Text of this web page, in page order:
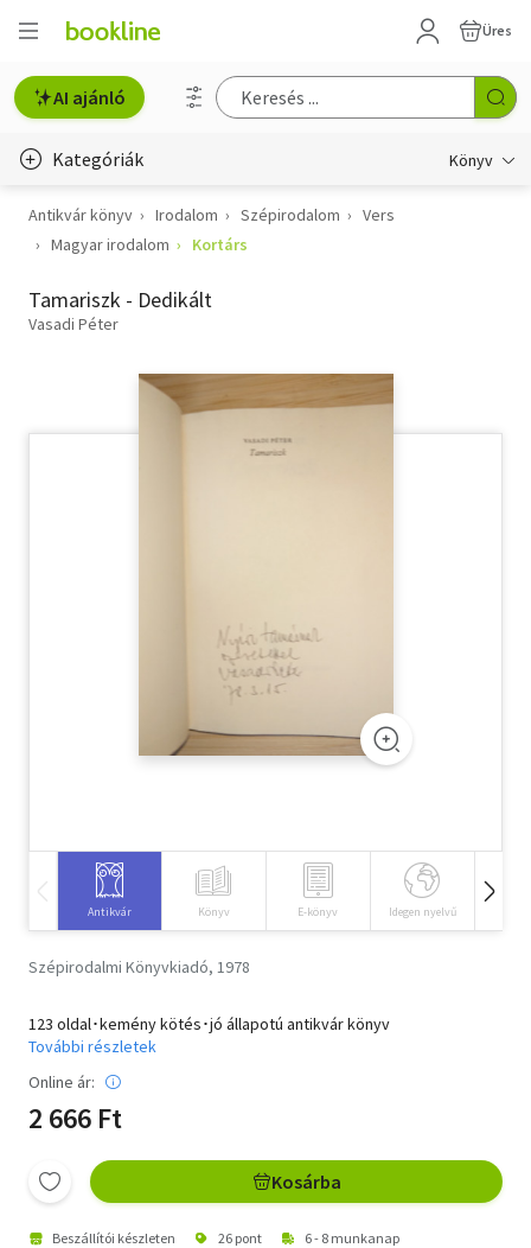
Üres
AI ajánló
Kategóriák Könyv
Életmód, egészség
Gyermek- és ifjúsági
Hobbi, szabadidő
Antikvár könyv Irodalom Szépirodalom
Vers
Magyar irodalom
Kortárs
Tamariszk - Dedikált
Vasadi Péter
Antikvár Könyv E-könyv Idegen nyelvű
Szépirodalmi Könyvkiadó, 1978
123 oldal･kemény kötés･jó állapotú antikvár könyv
További részletek
Online ár:
2 666 Ft
Kosárba
Beszállítói készleten 26 pont
6 - 8 munkanap